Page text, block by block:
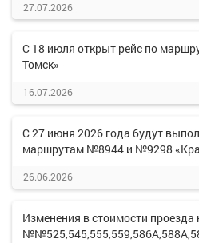
27.07.2026
С 18 июля открыт рейс по
Томск»
16.07.2026
С 27 июня 2026 года будут
маршрутам №8944 и №9298
26.06.2026
Изменения в стоимости